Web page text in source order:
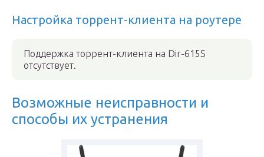
Настройка торрент-клиента на роутере
Поддержка торрент-клиента на Dir-615S
отсутствует.
Возможные неисправности и
способы их устранения